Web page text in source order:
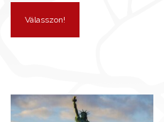
Válasszon!